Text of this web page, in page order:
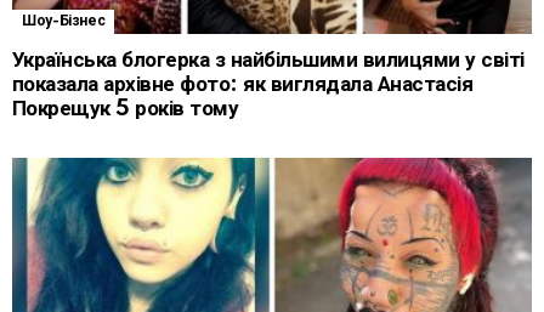
Шоу-Бізнес
Українська блогерка з найбільшими вилицями у світі
показала архівне фото: як виглядала Анастасія
Покрещук 5 років тому